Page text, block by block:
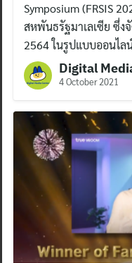
Symposium (FRSIS
สหพันธรัฐมาเลเซีย ซึ่
2564 ในรูปแบบออนไล
Digital
4 October 2021